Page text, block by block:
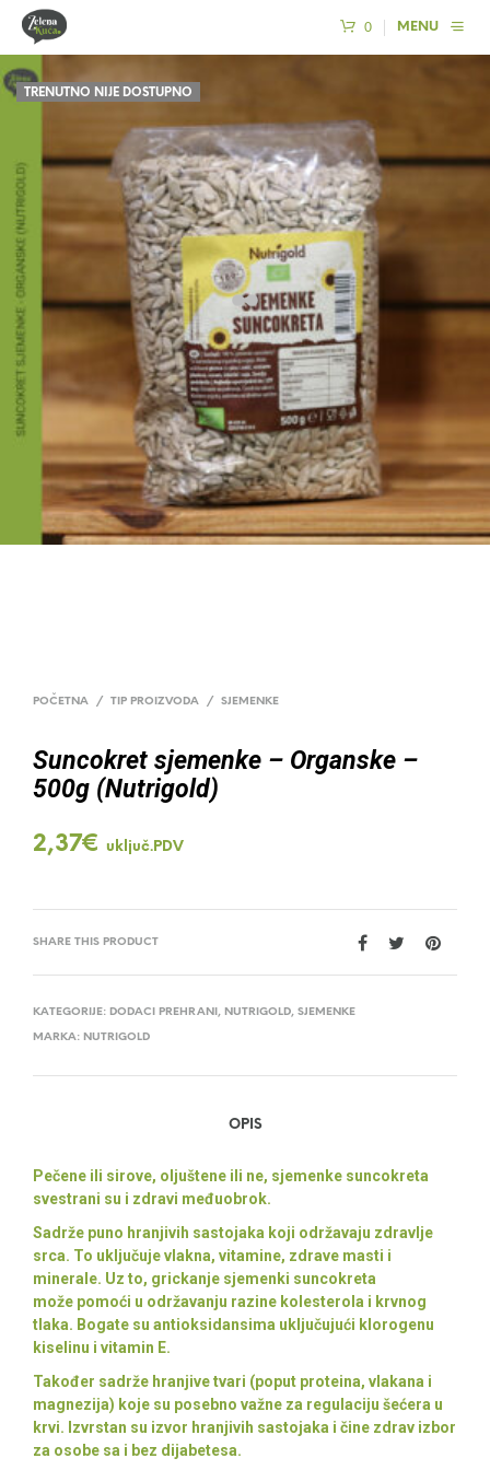
0 MENU
TRENUTNO NIJE DOSTUPNO
POČETNA / TIP PROIZVODA / SJEMENKE
Suncokret sjemenke – Organske –
500g (Nutrigold)
2,37€ uključ.PDV
SHARE THIS PRODUCT
KATEGORIJE: DODACI PREHRANI , NUTRIGOLD, SJEMENKE
MARKA: NUTRIGOLD
OPIS
Pečene ili sirove, oljuštene ili ne, sjemenke suncokreta
svestrani su i zdravi međuobrok.
Sadrže puno hranjivih sastojaka koji održavaju zdravlje
srca. To uključuje vlakna, vitamine, zdrave masti i
minerale. Uz to, grickanje sjemenki suncokreta
može pomoći u održavanju razine kolesterola i krvnog
tlaka. Bogate su antioksidansima uključujući klorogenu
kiselinu i vitamin E.
Također sadrže hranjive tvari (poput proteina, vlakana i
magnezija) koje su posebno važne za regulaciju šećera u
krvi. Izvrstan su izvor hranjivih sastojaka i čine zdrav izbor
za osobe sa i bez dijabetesa.